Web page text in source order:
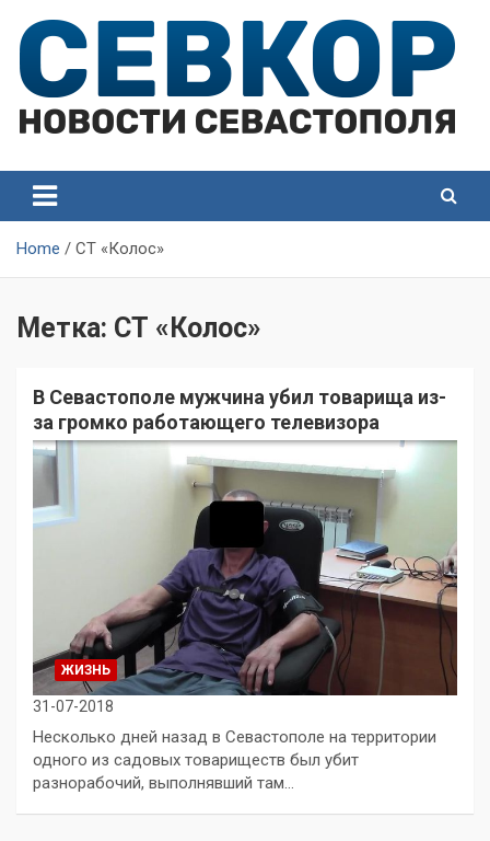
content
Севастополя
Севастополя
Home СТ «Колос»
Метка: СТ «Колос»
В Севастополе мужчина убил товарища из-
за громко работающего телевизора
ЖИЗНЬ
31-07-2018
Несколько дней назад в Севастополе на территории
одного из садовых товариществ был убит
разнорабочий, выполнявший там…